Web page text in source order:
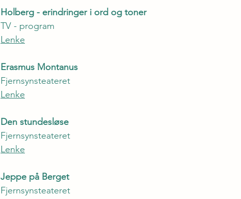
Holberg - erindringer i ord og toner
TV - program
Lenke
Erasmus Montanus
Fjernsynsteateret
Lenke
Den stundesløse
Fjernsynsteateret
Lenke
Jeppe på Berget
Fjernsynsteateret